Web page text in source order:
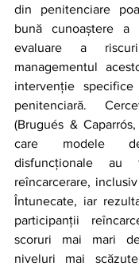
din penitenciare
bună cunoaștere a
evaluare a
managementul
intervenție
penitenciară.
(Brugués &
care modele
disfuncționale
reîncarcerare,
Întunecate, iar
participanții
scoruri mai mari
niveluri mai